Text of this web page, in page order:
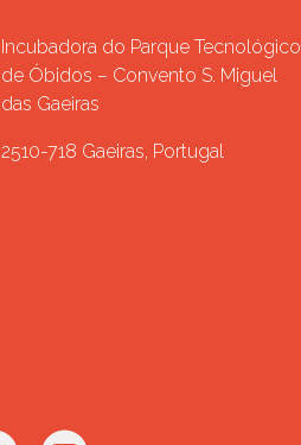
Incubadora do Parque Tecnológico
de Óbidos – Convento S. Miguel
das Gaeiras
2510-718 Gaeiras, Portugal